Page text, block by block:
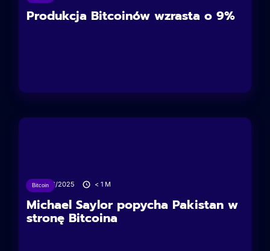
Produkcja Bitcoinów wzrasta o 9%
Bitcoin
16/06/2025 < 1 M
Michael Saylor popycha Pakistan w
stronę Bitcoina